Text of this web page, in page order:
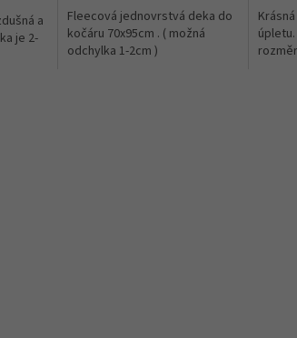
a
je 2-
Fleecová jednovrstvá deka do
kočáru 70x95cm . ( možná
odchylka 1-2cm )